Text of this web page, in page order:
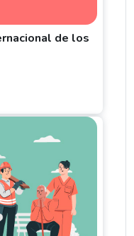
de los